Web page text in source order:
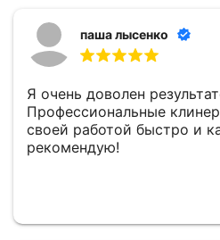
паша лысенко
Я очень доволен
Профессиональные
своей работой быстро и
рекомендую!